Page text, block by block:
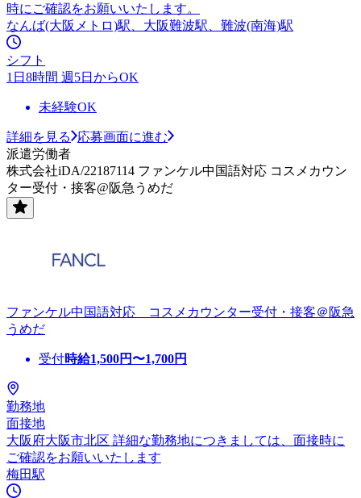
時にご確認をお願いいたします。
なんば(大阪メトロ)駅、大阪難波駅、難波(南海)駅
シフト
1日8時間 週5日からOK
未経験OK
詳細を見る
応募画面に進む
派遣労働者
株式会社iDA/22187114 ファンケル中国語対応 コスメカウン
ター受付・接客@阪急うめだ
ファンケル中国語対応 コスメカウンター受付・接客＠阪急
うめだ
受付時給1,500円〜1,700円
勤務地
面接地
大阪府大阪市北区 詳細な勤務地につきましては、面接時に
ご確認をお願いいたします
梅田駅